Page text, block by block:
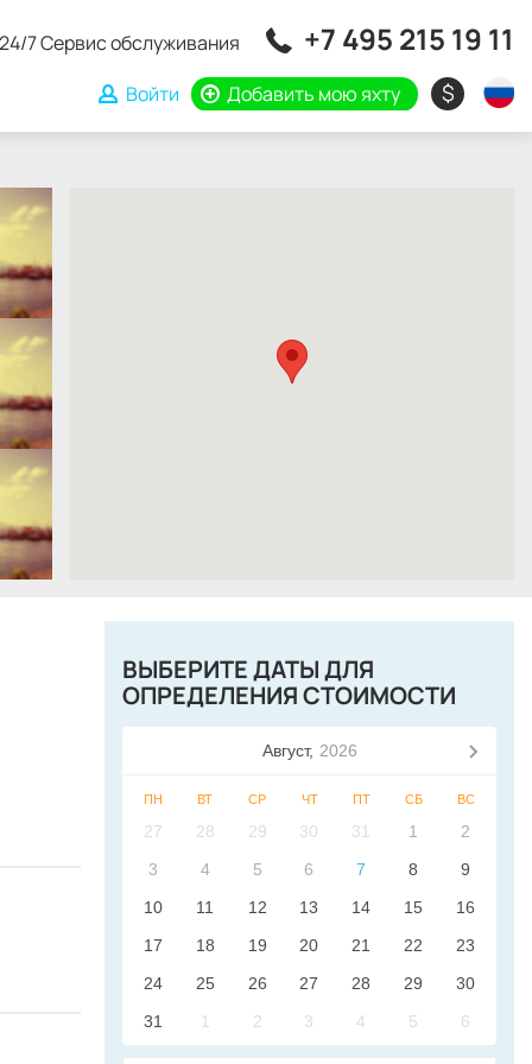
24/7 Сервис обслуживания +7 495 215 19 11
Войти Добавить мою яхту $
ВЫБЕРИТЕ ДАТЫ ДЛЯ
ОПРЕДЕЛЕНИЯ СТОИМОСТИ
Август, 2026
ПН ВТ СР ЧТ ПТ СБ ВС
27 28 29 30 31 1
2
3
4 5 6 7 8
9
10
11 12 13 14 15
16
17
18 19 20 21 22
23
24
25 26 27 28 29
30
31
1 2 3 4 5 6